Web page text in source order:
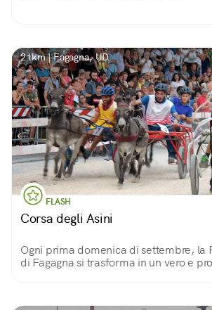
21km | Fagagna, UD
FLASH
Corsa degli Asini
Ogni prima domenica di settembre, la
di Fagagna si trasforma in un vero e